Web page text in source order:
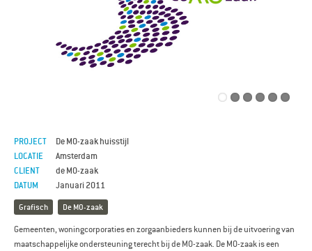
PROJECT
De MO-zaak huisstijl
LOCATIE
Amsterdam
CLIENT
de MO-zaak
DATUM
Januari 2011
Grafisch De MO-zaak
Gemeenten, woningcorporaties en zorgaanbieders kunnen bij de uitvoering van
maatschappelijke ondersteuning terecht bij de MO-zaak. De MO-zaak is een